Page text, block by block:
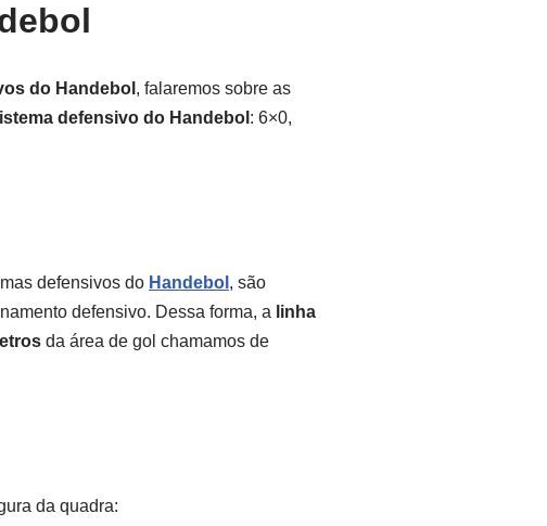
do Handebol , falaremos sobre as
defensivo do Handebol : 6×0,
defensivos do Handebol , são
defensivo. Dessa forma, a linha
da área de gol chamamos de
da quadra: